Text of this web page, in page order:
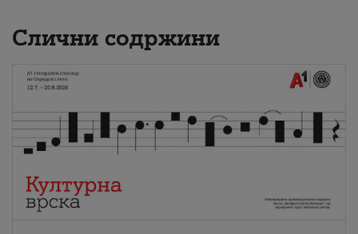
Слични содржини